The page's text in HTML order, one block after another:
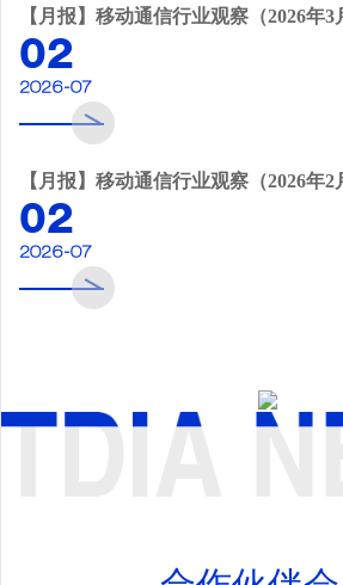
【月报】移动通信行业观察（2026年3
02
2026-07
【月报】移动通信行业观察（2026年2
02
2026-07